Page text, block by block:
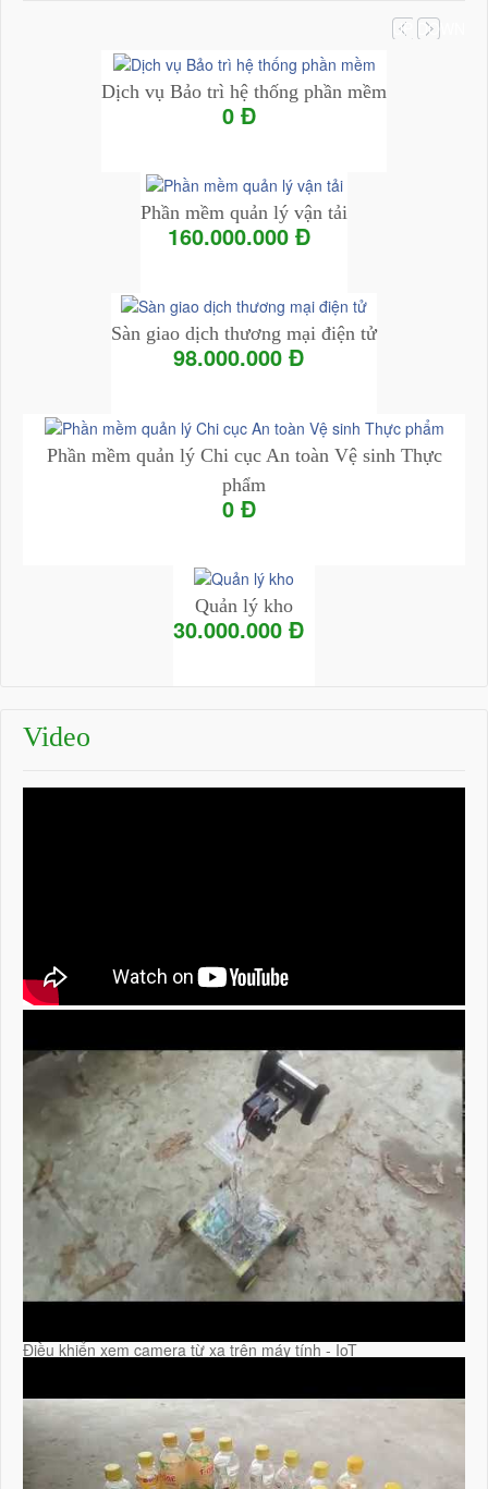
UP DOWN
Dịch vụ Bảo trì hệ thống phần mềm
0 Đ
Phần mềm quản lý vận tải
160.000.000 Đ
Sàn giao dịch thương mại điện tử
98.000.000 Đ
Phần mềm quản lý Chi cục An toàn Vệ sinh Thực
phẩm
0 Đ
Quản lý kho
30.000.000 Đ
Video
Điều khiển xem camera từ xa trên máy tính - IoT